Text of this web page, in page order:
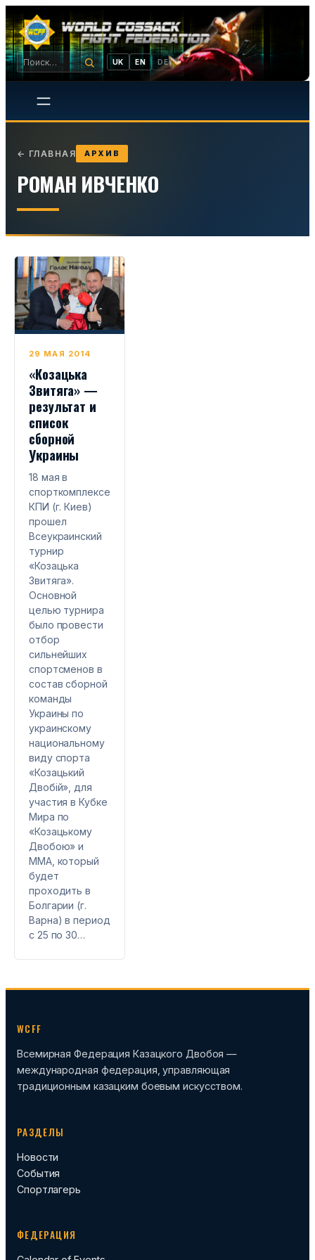
UK EN DE
← ГЛАВНАЯ АРХИВ
РОМАН ИВЧЕНКО
29 МАЯ 2014
«Козацька
Звитяга» —
результат и
список
сборной
Украины
18 мая в
спорткомплексе
КПИ (г. Киев)
прошел
Всеукраинский
турнир
«Козацька
Звитяга».
Основной
целью турнира
было провести
отбор
сильнейших
спортсменов в
состав сборной
команды
Украины по
украинскому
национальному
виду спорта
«Козацький
Двобій», для
участия в Кубке
Мира по
«Козацькому
Двобою» и
ММА, который
будет
проходить в
Болгарии (г.
Варна) в период
с 25 по 30…
WCFF
Всемирная Федерация Казацкого Двобоя —
международная федерация, управляющая
традиционным казацким боевым искусством.
РАЗДЕЛЫ
Новости
События
Спортлагерь
ФЕДЕРАЦИЯ